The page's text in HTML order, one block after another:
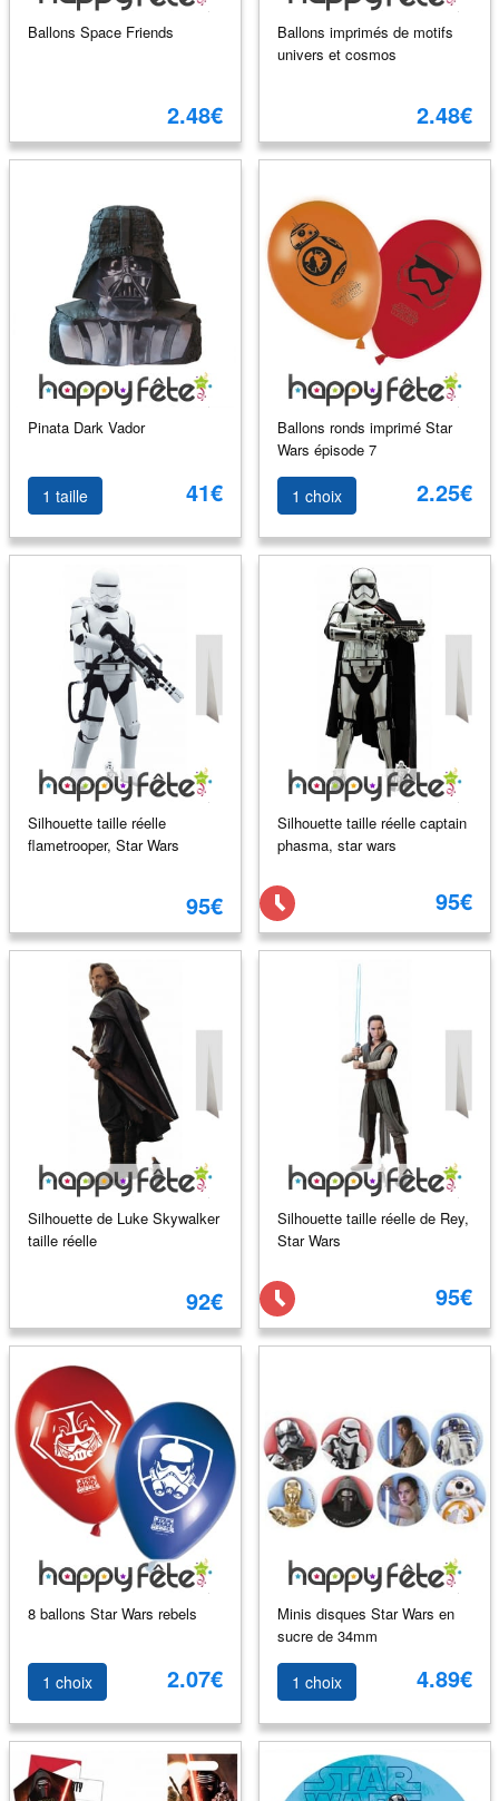
Ballons Space Friends
2.48€
Ballons imprimés de motifs
univers et cosmos
2.48€
Pinata Dark Vador
1 taille 41€
Ballons ronds imprimé Star
Wars épisode 7
1 choix 2.25€
Silhouette taille réelle
flametrooper, Star Wars
95€
Silhouette taille réelle captain
phasma, star wars
95€
Silhouette de Luke Skywalker
taille réelle
92€
Silhouette taille réelle de Rey,
Star Wars
95€
8 ballons Star Wars rebels
1 choix 2.07€
Minis disques Star Wars en
sucre de 34mm
1 choix 4.89€